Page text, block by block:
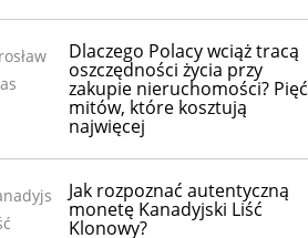
Dlaczego Polacy wciąż tracą
oszczędności życia przy
zakupie nieruchomości? Pięć
mitów, które kosztują
najwięcej
Jak rozpoznać autentyczną
monetę Kanadyjski Liść
Klonowy?